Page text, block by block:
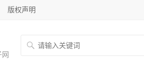
版权声明